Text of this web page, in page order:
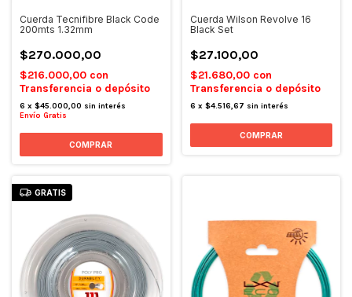
Cuerda Tecnifibre Black Code
200mts 1.32mm
$270.000,00
$216.000,00 con
Transferencia o depósito
6 x $45.000,00 sin interés
Envío Gratis
Cuerda Wilson Revolve 16
Black Set
$27.100,00
$21.680,00 con
Transferencia o depósito
6 x $4.516,67 sin interés
GRATIS